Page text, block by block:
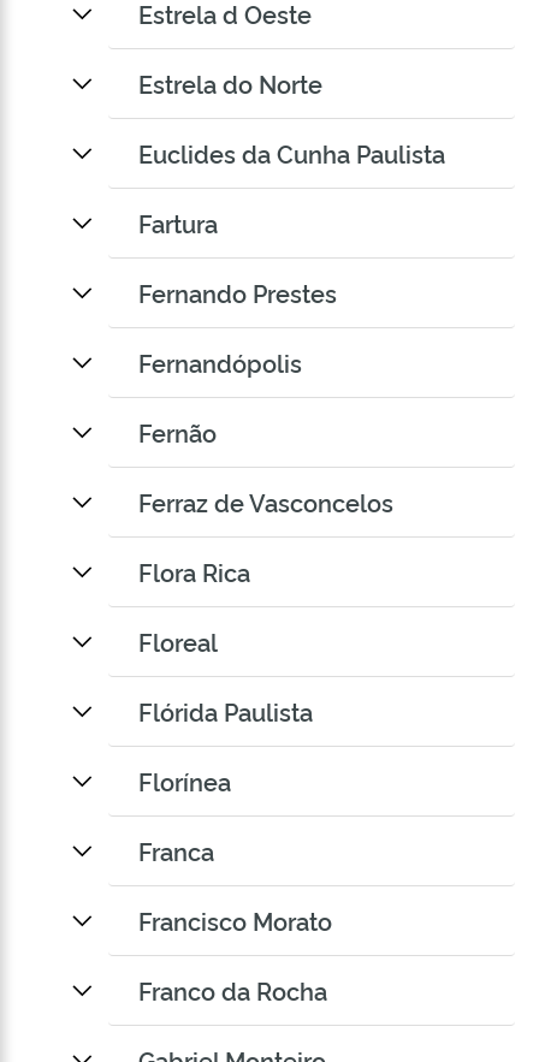
Estrela d Oeste
Estrela do Norte
Euclides da Cunha Paulista
Fartura
Fernando Prestes
Fernandópolis
Fernão
Ferraz de Vasconcelos
Flora Rica
Floreal
Flórida Paulista
Florínea
Franca
Francisco Morato
Franco da Rocha